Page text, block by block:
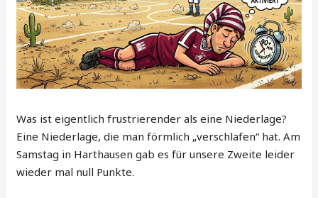
Was ist eigentlich frustrierender als eine Niederlage?
Eine Niederlage, die man förmlich „verschlafen“ hat. Am
Samstag in Harthausen gab es für unsere Zweite leider
wieder mal null Punkte.